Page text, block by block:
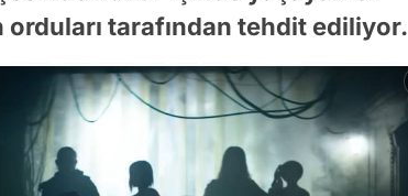
orduları tarafından tehdit ediliyor.